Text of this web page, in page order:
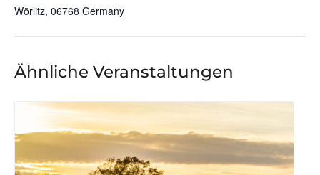
Wörlitz, 06768 Germany
Ähnliche Veranstaltungen